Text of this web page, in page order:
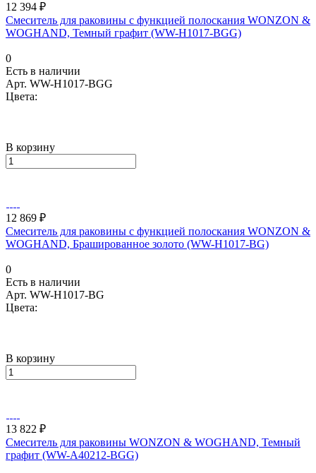
12 394 ₽
Смеситель для раковины с функцией полоскания WONZON &
WOGHAND, Темный графит (WW-H1017-BGG)
0
Есть в наличии
Арт. WW-H1017-BGG
Цвета:
В корзину
12 869 ₽
Смеситель для раковины с функцией полоскания WONZON &
WOGHAND, Брашированное золото (WW-H1017-BG)
0
Есть в наличии
Арт. WW-H1017-BG
Цвета:
В корзину
13 822 ₽
Смеситель для раковины WONZON & WOGHAND, Темный
графит (WW-A40212-BGG)